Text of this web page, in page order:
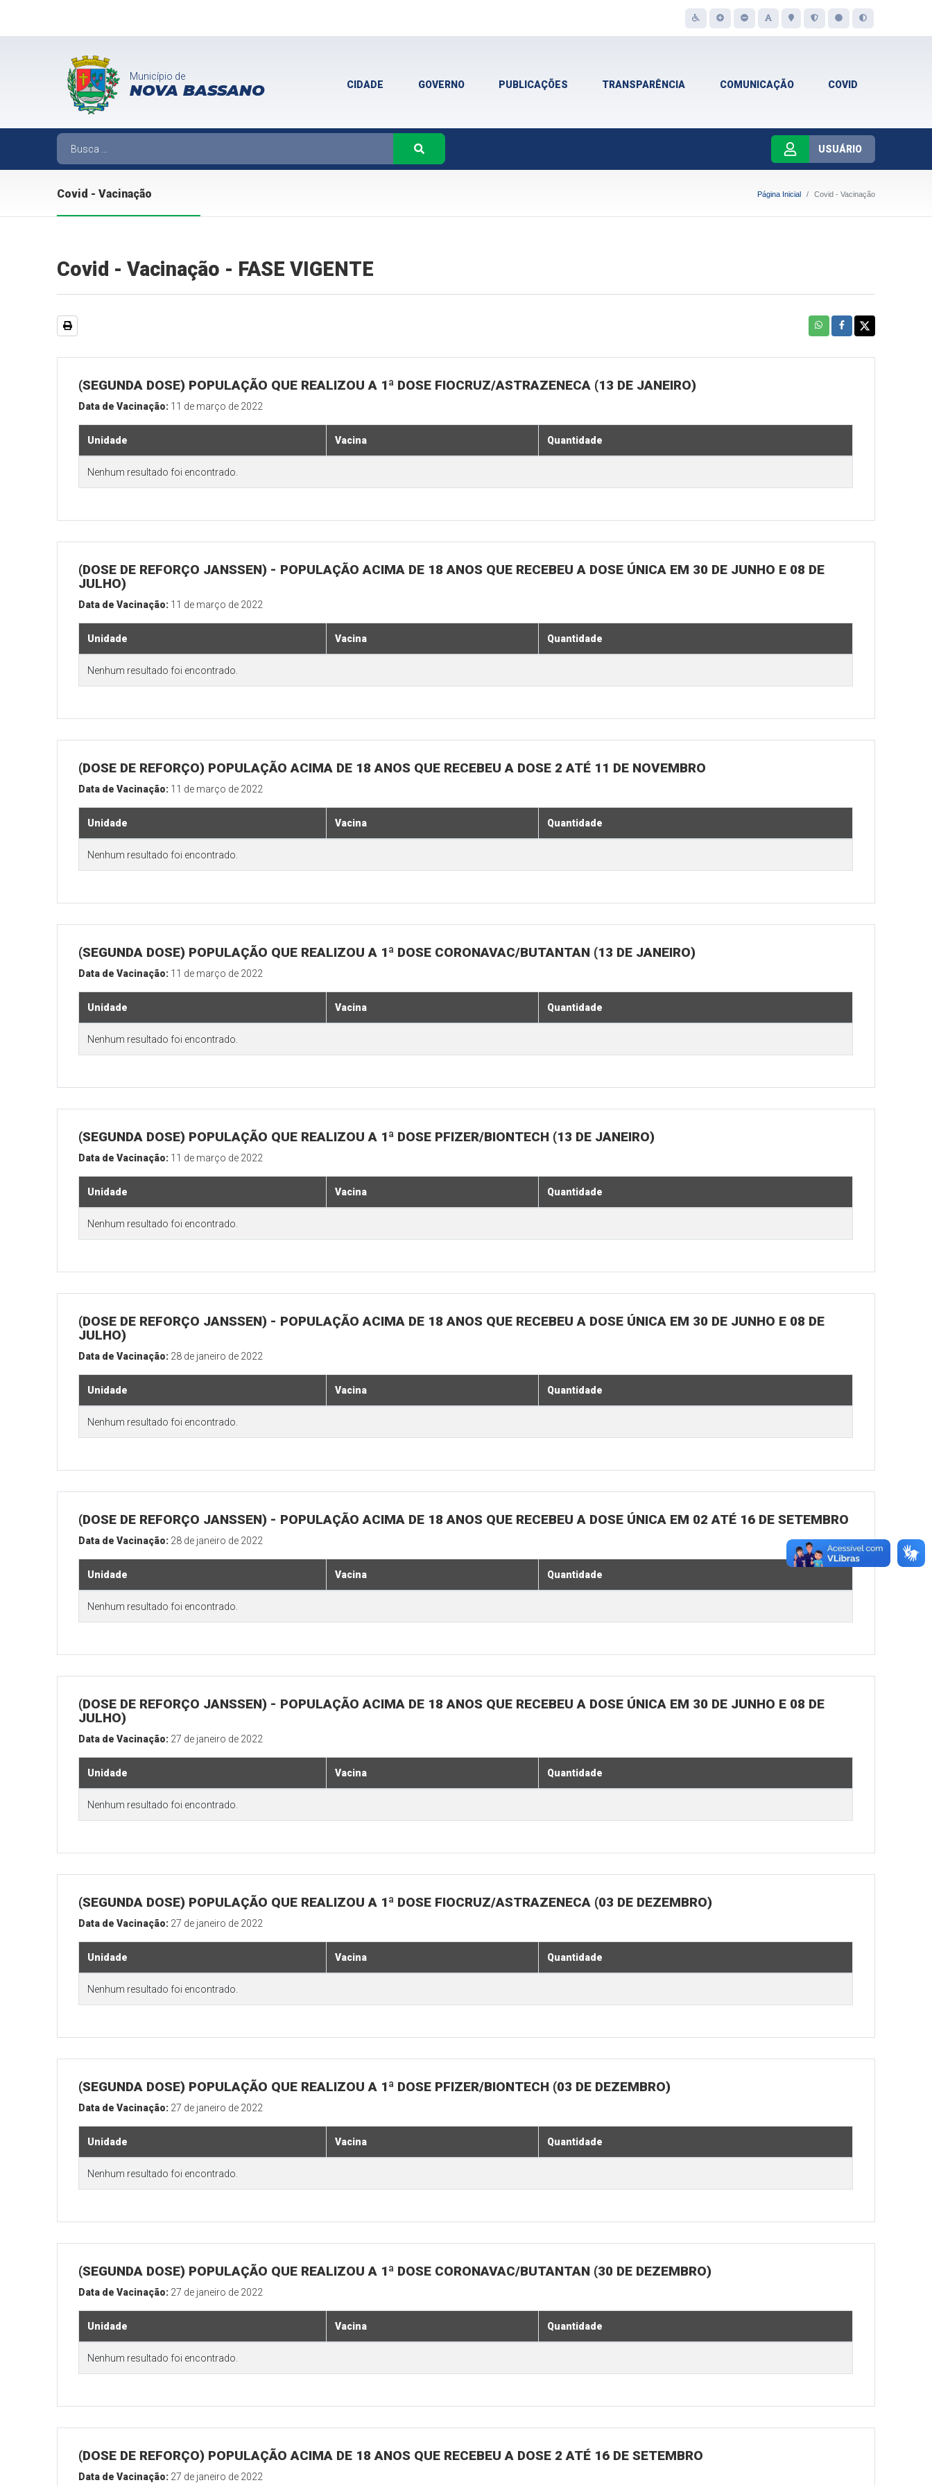
Município de
NOVA BASSANO CIDADE GOVERNO PUBLICAÇÕES TRANSPARÊNCIA COMUNICAÇÃO COVID
USUÁRIO
Covid - Vacinação Página Inicial Covid - Vacinação
Covid - Vacinação - FASE VIGENTE
(SEGUNDA DOSE) POPULAÇÃO QUE REALIZOU A 1ª DOSE FIOCRUZ/ASTRAZENECA (13 DE JANEIRO)
Data de Vacinação: 11 de março de 2022
Unidade Vacina Quantidade
Nenhum resultado foi encontrado.
(DOSE DE REFORÇO JANSSEN) - POPULAÇÃO ACIMA DE 18 ANOS QUE RECEBEU A DOSE ÚNICA EM 30 DE JUNHO E 08 DE
JULHO)
Data de Vacinação: 11 de março de 2022
Unidade Vacina Quantidade
Nenhum resultado foi encontrado.
(DOSE DE REFORÇO) POPULAÇÃO ACIMA DE 18 ANOS QUE RECEBEU A DOSE 2 ATÉ 11 DE NOVEMBRO
Data de Vacinação: 11 de março de 2022
Unidade Vacina Quantidade
Nenhum resultado foi encontrado.
(SEGUNDA DOSE) POPULAÇÃO QUE REALIZOU A 1ª DOSE CORONAVAC/BUTANTAN (13 DE JANEIRO)
Data de Vacinação: 11 de março de 2022
Unidade Vacina Quantidade
Nenhum resultado foi encontrado.
(SEGUNDA DOSE) POPULAÇÃO QUE REALIZOU A 1ª DOSE PFIZER/BIONTECH (13 DE JANEIRO)
Data de Vacinação: 11 de março de 2022
Unidade Vacina Quantidade
Nenhum resultado foi encontrado.
(DOSE DE REFORÇO JANSSEN) - POPULAÇÃO ACIMA DE 18 ANOS QUE RECEBEU A DOSE ÚNICA EM 30 DE JUNHO E 08 DE
JULHO)
Data de Vacinação: 28 de janeiro de 2022
Unidade Vacina Quantidade
Nenhum resultado foi encontrado.
(DOSE DE REFORÇO JANSSEN) - POPULAÇÃO ACIMA DE 18 ANOS QUE RECEBEU A DOSE ÚNICA EM 02 ATÉ 16 DE SETEMBRO
Data de Vacinação: 28 de janeiro de 2022
Unidade Vacina Quantidade
Nenhum resultado foi encontrado.
(DOSE DE REFORÇO JANSSEN) - POPULAÇÃO ACIMA DE 18 ANOS QUE RECEBEU A DOSE ÚNICA EM 30 DE JUNHO E 08 DE
JULHO)
Data de Vacinação: 27 de janeiro de 2022
Unidade Vacina Quantidade
Nenhum resultado foi encontrado.
(SEGUNDA DOSE) POPULAÇÃO QUE REALIZOU A 1ª DOSE FIOCRUZ/ASTRAZENECA (03 DE DEZEMBRO)
Data de Vacinação: 27 de janeiro de 2022
Unidade Vacina Quantidade
Nenhum resultado foi encontrado.
(SEGUNDA DOSE) POPULAÇÃO QUE REALIZOU A 1ª DOSE PFIZER/BIONTECH (03 DE DEZEMBRO)
Data de Vacinação: 27 de janeiro de 2022
Unidade Vacina Quantidade
Nenhum resultado foi encontrado.
(SEGUNDA DOSE) POPULAÇÃO QUE REALIZOU A 1ª DOSE CORONAVAC/BUTANTAN (30 DE DEZEMBRO)
Data de Vacinação: 27 de janeiro de 2022
Unidade Vacina Quantidade
Nenhum resultado foi encontrado.
(DOSE DE REFORÇO) POPULAÇÃO ACIMA DE 18 ANOS QUE RECEBEU A DOSE 2 ATÉ 16 DE SETEMBRO
Data de Vacinação: 27 de janeiro de 2022